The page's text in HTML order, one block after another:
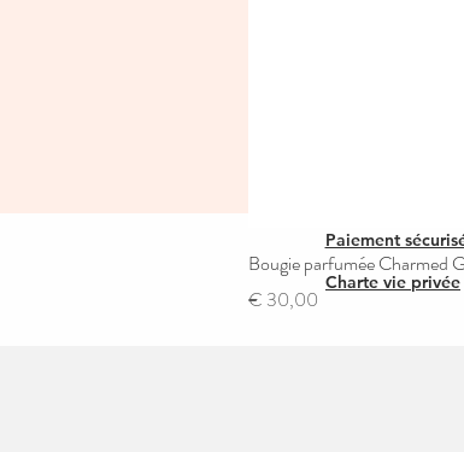
Bougie parfumée Charmed
Prijs
€ 30,00
Paiement
Charte vie privée